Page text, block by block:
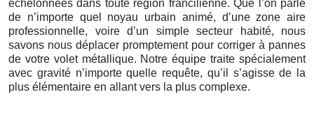
échelonnées dans toute région francilienne. Que l’on parle
de n’importe quel noyau urbain animé, d’une zone aire
professionnelle, voire d’un simple secteur habité, nous
savons nous déplacer promptement pour corriger à pannes
de votre volet métallique. Notre équipe traite spécialement
avec gravité n’importe quelle requête, qu’il s’agisse de la
plus élémentaire en allant vers la plus complexe.